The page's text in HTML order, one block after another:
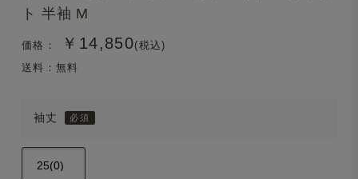
ト 半袖 M
価格： ￥14,850(税込)
送料：無料
袖丈